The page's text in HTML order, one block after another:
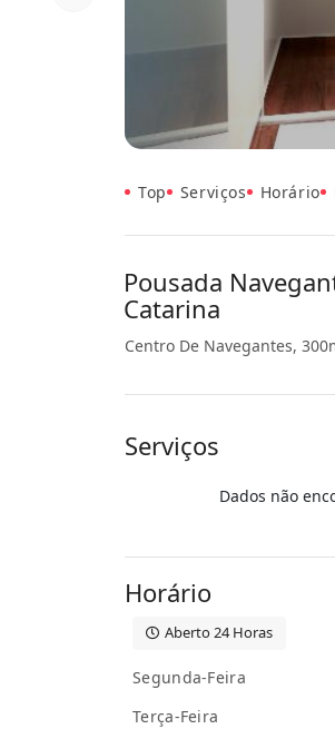
Top Serviços Horário
Pousada
Catarina
Centro De Navegantes,
Serviços
Dados não
Horário
Aberto 24 Horas
Segunda-Feira
Terça-Feira